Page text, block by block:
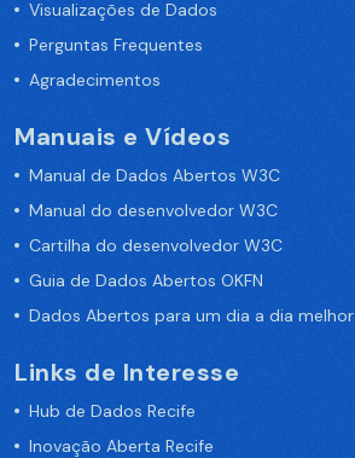
Visualizações de Dados
Perguntas Frequentes
Agradecimentos
Manuais e Vídeos
Manual de Dados Abertos W3C
Manual do desenvolvedor W3C
Cartilha do desenvolvedor W3C
Guia de Dados Abertos OKFN
Dados Abertos para um dia a dia melhor
Links de Interesse
Hub de Dados Recife
Inovação Aberta Recife